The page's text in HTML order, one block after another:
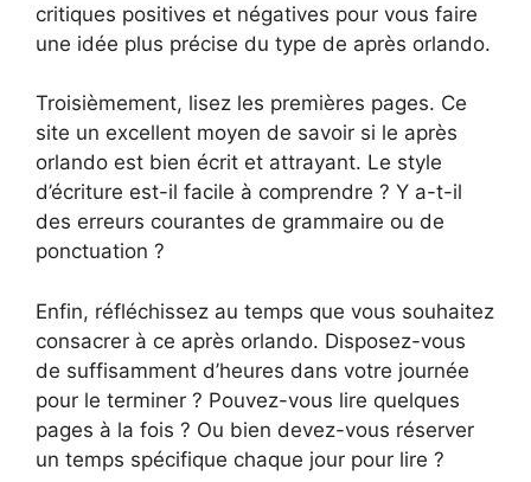
critiques positives et négatives pour vous faire
une idée plus précise du type de après orlando.
Troisièmement, lisez les premières pages. Ce
site un excellent moyen de savoir si le après
orlando est bien écrit et attrayant. Le style
d’écriture est-il facile à comprendre ? Y a-t-il
des erreurs courantes de grammaire ou de
ponctuation ?
Enfin, réfléchissez au temps que vous souhaitez
consacrer à ce après orlando. Disposez-vous
de suffisamment d’heures dans votre journée
pour le terminer ? Pouvez-vous lire quelques
pages à la fois ? Ou bien devez-vous réserver
un temps spécifique chaque jour pour lire ?